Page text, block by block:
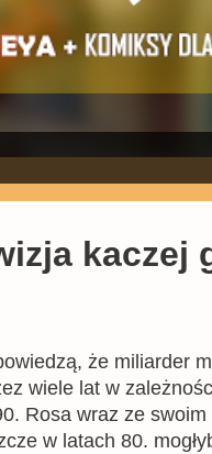
kaczej
że miliarder
wiele lat w
Rosa wraz ze
w latach 80.